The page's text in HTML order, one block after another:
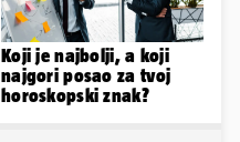
Koji je najbolji, a koji
najgori posao za tvoj
horoskopski znak?